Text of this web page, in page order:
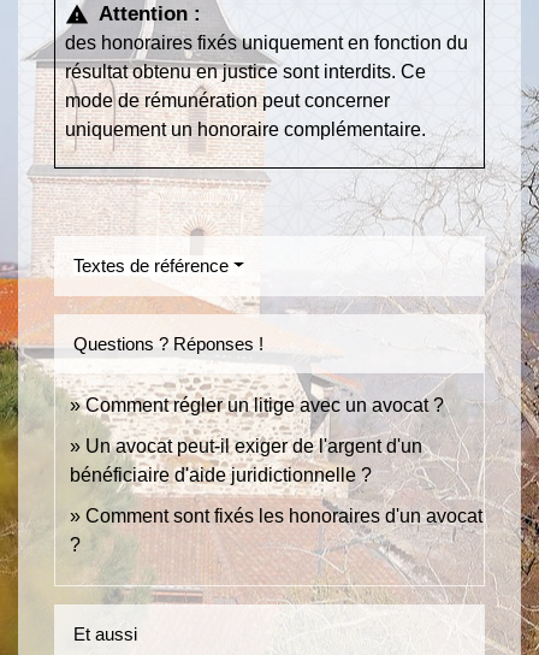
warning Attention :
des honoraires fixés uniquement en fonction du
résultat obtenu en justice sont interdits. Ce
mode de rémunération peut concerner
uniquement un honoraire complémentaire.
Textes de référence
Questions ? Réponses !
Comment régler un litige avec un avocat ?
Un avocat peut-il exiger de l'argent d'un
bénéficiaire d'aide juridictionnelle ?
Comment sont fixés les honoraires d'un avocat
?
Et aussi